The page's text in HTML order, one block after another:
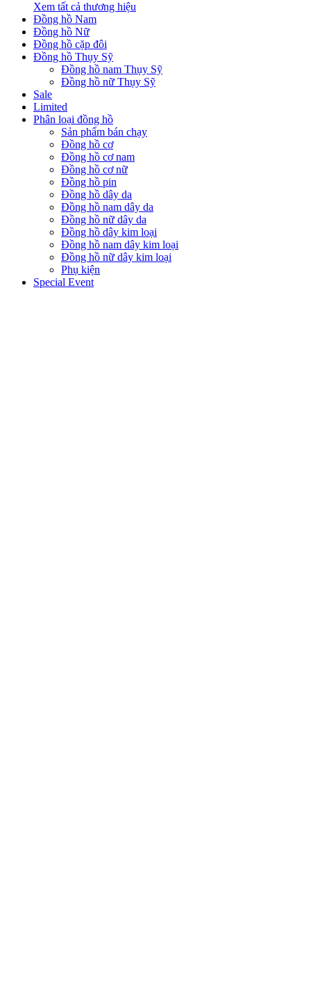
Xem tất cả thương hiệu
Đồng hồ Nam
Đồng hồ Nữ
Đồng hồ cặp đôi
Đồng hồ Thụy Sỹ
Đồng hồ nam Thụy Sỹ
Đồng hồ nữ Thụy Sỹ
Sale
Limited
Phân loại đồng hồ
Sản phẩm bán chạy
Đồng hồ cơ
Đồng hồ cơ nam
Đồng hồ cơ nữ
Đồng hồ pin
Đồng hồ dây da
Đồng hồ nam dây da
Đồng hồ nữ dây da
Đồng hồ dây kim loại
Đồng hồ nam dây kim loại
Đồng hồ nữ dây kim loại
Phụ kiện
Special Event